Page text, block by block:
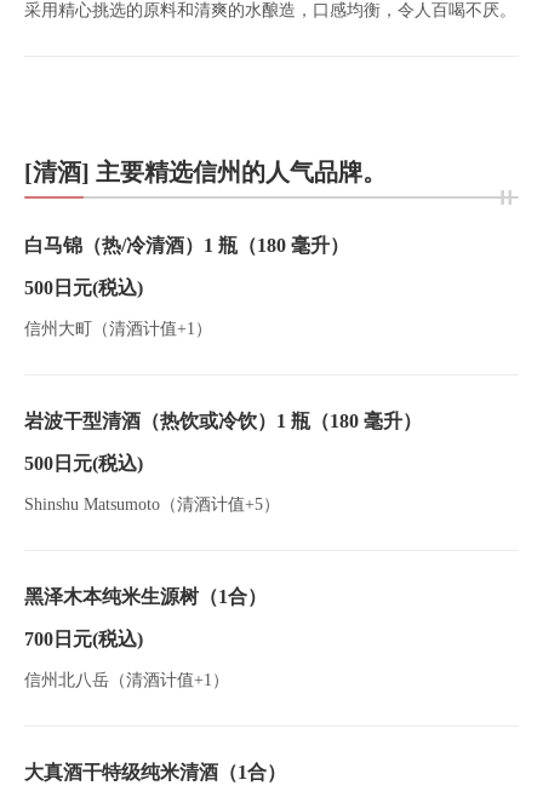
采用精心挑选的原料和清爽的水酿造，口感均衡，令人百喝不厌。
[清酒] 主要精选信州的人气品牌。
白马锦（热/冷清酒）1 瓶（180 毫升）
500日元(税込)
信州大町（清酒计值+1）
岩波干型清酒（热饮或冷饮）1 瓶（180 毫升）
500日元(税込)
Shinshu Matsumoto（清酒计值+5）
黑泽木本纯米生源树（1合）
700日元(税込)
信州北八岳（清酒计值+1）
大真酒干特级纯米清酒（1合）